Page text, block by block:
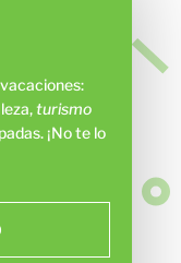
turismo
¡No te lo